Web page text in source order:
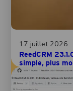
17 juillet 2026
ReedCRM
simple, plus